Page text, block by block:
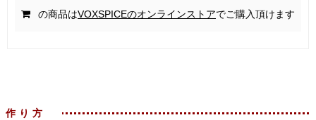
の商品はVOXSPICEのオンラインストアでご購入頂けます
作り方